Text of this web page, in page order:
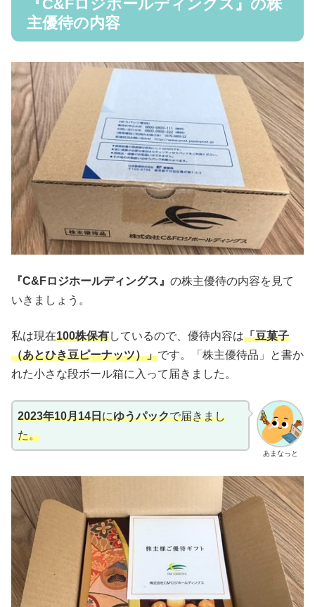
『C&Fロジホールディングス』の株
主優待の内容
『C&Fロジホールディングス』 の株主優待の内容を見て
いきましょう。
私は現在100株保有しているので、優待内容は「豆菓子
（あとひき豆ピーナッツ）」です。「株主優待品」と書か
れた小さな段ボール箱に入って届きました。
あまなっと
2023年10月14日にゆうパックで届きまし
た。